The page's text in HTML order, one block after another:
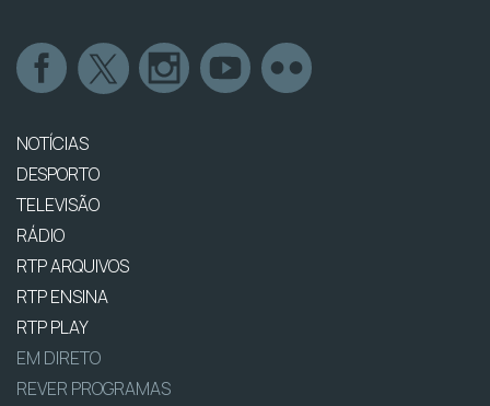
NOTÍCIAS
DESPORTO
TELEVISÃO
RÁDIO
RTP ARQUIVOS
RTP ENSINA
RTP PLAY
EM DIRETO
REVER PROGRAMAS